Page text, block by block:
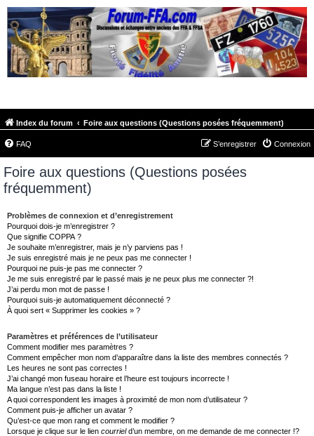
Index du forum Foire aux questions (Questions posées fréquemment)
FAQ Connexion
S’enregistrer
Foire aux questions (Questions posées
fréquemment)
Problèmes de connexion et d’enregistrement
Pourquoi dois-je m’enregistrer ?
Que signifie COPPA ?
Je souhaite m’enregistrer, mais je n’y parviens pas !
Je suis enregistré mais je ne peux pas me connecter !
Pourquoi ne puis-je pas me connecter ?
Je me suis enregistré par le passé mais je ne peux plus me connecter ?!
J’ai perdu mon mot de passe !
Pourquoi suis-je automatiquement déconnecté ?
À quoi sert « Supprimer les cookies » ?
Paramètres et préférences de l’utilisateur
Comment modifier mes paramètres ?
Comment empêcher mon nom d’apparaître dans la liste des membres connectés ?
Les heures ne sont pas correctes !
J’ai changé mon fuseau horaire et l’heure est toujours incorrecte !
Ma langue n’est pas dans la liste !
A quoi correspondent les images à proximité de mon nom d’utilisateur ?
Comment puis-je afficher un avatar ?
Qu’est-ce que mon rang et comment le modifier ?
Lorsque je clique sur le lien courrield’un membre, on me demande de me connecter !?